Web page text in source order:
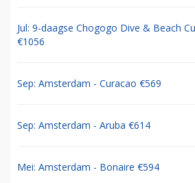
Jul: 9-daagse Chogogo Dive & Beach
€1056
Sep: Amsterdam - Curacao €569
Sep: Amsterdam - Aruba €614
Mei: Amsterdam - Bonaire €594